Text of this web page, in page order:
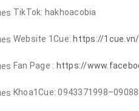
TikTok: hakhoacobia
Website 1Cue: https://1cue.vn/
Fan Page : https://
Khoa1Cue: